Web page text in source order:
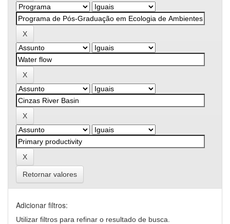
Retornar valores
Adicionar filtros:
Utilizar filtros para refinar o resultado de busca.